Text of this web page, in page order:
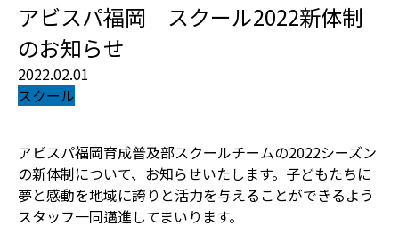
アビスパ福岡 スクール2022新体制
のお知らせ
2022.02.01
スクール
アビスパ福岡育成普及部スクールチームの2022シーズン
の新体制について、お知らせいたします。子どもたちに
夢と感動を地域に誇りと活力を与えることができるよう
スタッフ一同邁進してまいります。